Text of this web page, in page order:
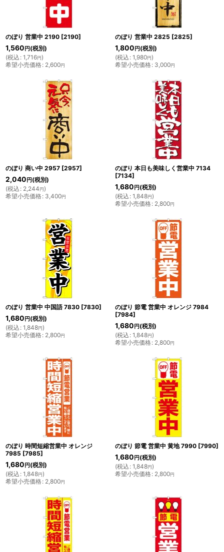
のぼり 営業中 2190 [2190]
1,560 円 (税別)
(税込 : 1,716円)
希望小売価格: 2,600円
のぼり 営業中 2825 [2825]
1,800 円 (税別)
(税込 : 1,980円)
希望小売価格: 3,000円
のぼり 商い中 2957 [2957]
2,040 円 (税別)
(税込 : 2,244円)
希望小売価格: 3,400円
のぼり 本日も美味しく営業中 7134
[7134]
1,680 円 (税別)
(税込 : 1,848円)
希望小売価格: 2,800円
のぼり 営業中 中国語 7830 [7830]
1,680 円 (税別)
(税込 : 1,848円)
希望小売価格: 2,800円
のぼり 節電 営業中 オレンジ 7984
[7984]
1,680 円 (税別)
(税込 : 1,848円)
希望小売価格: 2,800円
のぼり 時間短縮営業中 オレンジ
7985 [7985]
1,680 円 (税別)
(税込 : 1,848円)
希望小売価格: 2,800円
のぼり 節電 営業中 黄地 7990 [7990]
1,680 円 (税別)
(税込 : 1,848円)
希望小売価格: 2,800円